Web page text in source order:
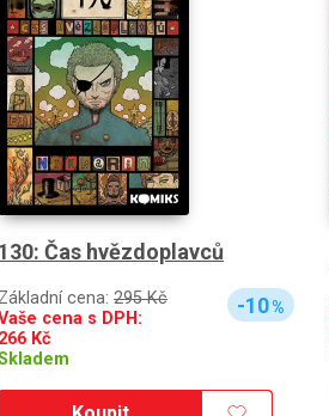
130: Čas hvězdoplavců
Základní cena: 295 Kč
cena s DPH:
266 Kč
-10%